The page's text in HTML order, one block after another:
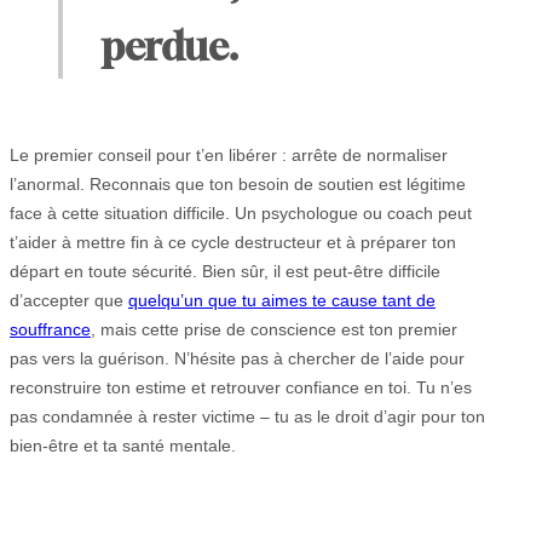
perdue.​
Le premier conseil pour t’en libérer : arrête de normaliser
l’anormal. Reconnais que ton besoin de soutien est légitime
face à cette situation difficile. Un psychologue ou coach peut
t’aider à mettre fin à ce cycle destructeur et à préparer ton
départ en toute sécurité. Bien sûr, il est peut-être difficile
d’accepter que quelqu’un que tu aimes te cause tant de
souffrance, mais cette prise de conscience est ton premier
pas vers la guérison. N’hésite pas à chercher de l’aide pour
reconstruire ton estime et retrouver confiance en toi. Tu n’es
pas condamnée à rester victime – tu as le droit d’agir pour ton
bien-être et ta santé mentale.